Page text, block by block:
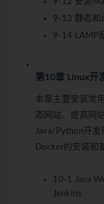
9-13 静态和
9-14 LAMP
第10章 Linux开
本章主要安装常
态网站、提高网
Java/Python开
Docker的安装和
10-1 Java
Jenkins